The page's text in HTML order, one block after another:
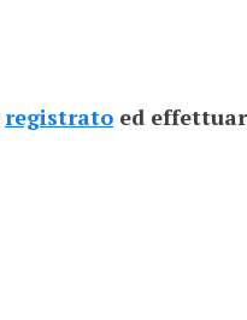
registrato ed